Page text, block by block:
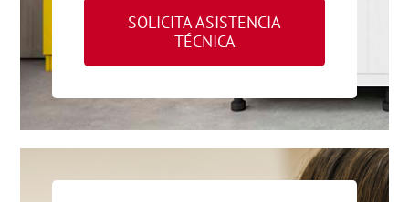
SOLICITA ASISTENCIA
TÉCNICA